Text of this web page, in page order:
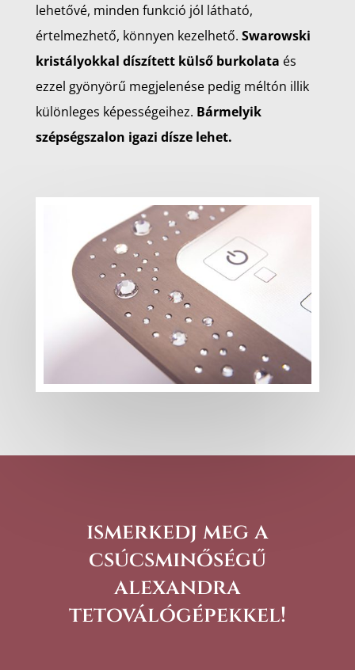
lehetővé, minden funkció jól látható,
értelmezhető, könnyen kezelhető. Swarowski
kristályokkal díszített külső burkolata és
ezzel gyönyörű megjelenése pedig méltón illik
különleges képességeihez. Bármelyik
szépségszalon igazi dísze lehet.
ismerkedj meg a
csúcsminőségű
alexandra
tetoválógépekkel!